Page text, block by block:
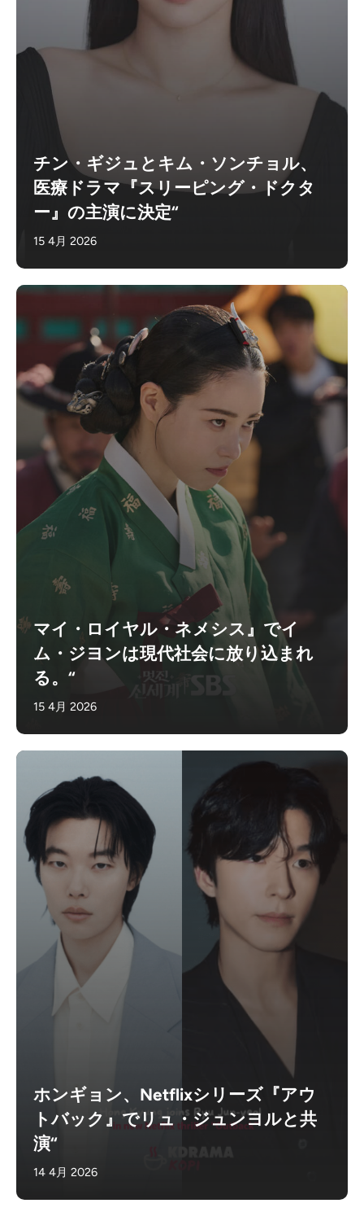
チン・ギジュとキム・ソンチョル、
医療ドラマ『スリーピング・ドクタ
ー』の主演に決定“
15 4月 2026
マイ・ロイヤル・ネメシス』でイ
ム・ジヨンは現代社会に放り込まれ
る。“
15 4月 2026
ホンギョン、Netflixシリーズ『アウ
トバック』でリュ・ジュンヨルと共
演“
14 4月 2026